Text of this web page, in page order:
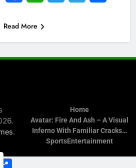
Read More
.
Home
Avatar: Fire And Ash – A Visual
Inferno With Familiar Cracks…
SportsEntertainment